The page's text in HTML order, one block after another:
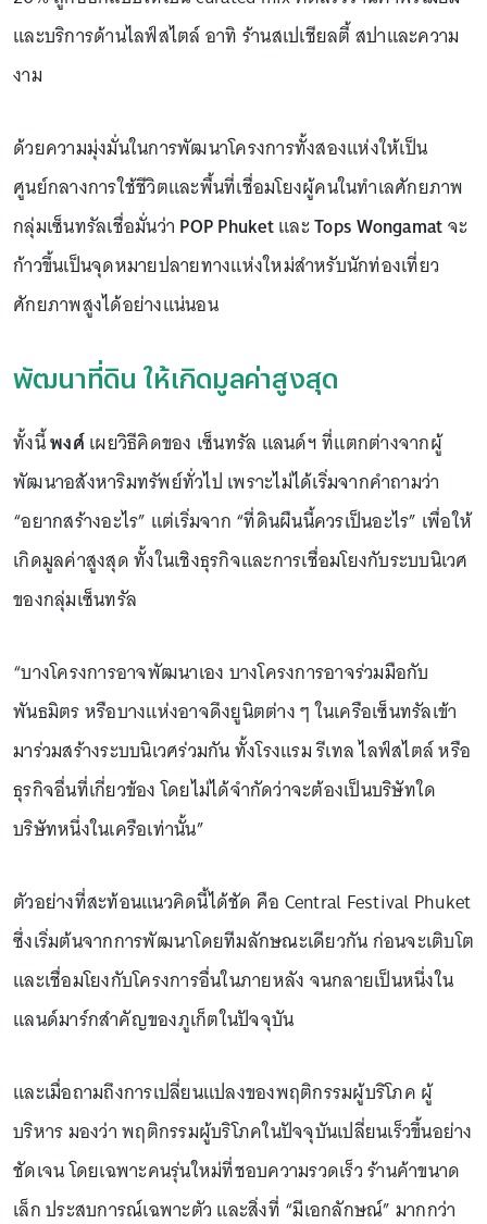
และบริการด้านไลฟ์สไตล์ อาทิ ร้านสเปเชียลตี้ สปาและความ
งาม
ด้วยความมุ่งมั่นในการพัฒนาโครงการทั้งสองแห่งให้เป็น
ศูนย์กลางการใช้ชีวิตและพื้นที่เชื่อมโยงผู้คนในทำเลศักยภาพ
กลุ่มเซ็นทรัลเชื่อมั่นว่า POP PhuketและTops Wongamatจะ
ก้าวขึ้นเป็นจุดหมายปลายทางแห่งใหม่สำหรับนักท่องเที่ยว
ศักยภาพสูงได้อย่างแน่นอน
พัฒนาที่ดิน ให้เกิดมูลค่าสูงสุด
ทั้งนี้พงศ์เผยวิธีคิดของ เซ็นทรัล แลนด์ฯ ที่แตกต่างจากผู้
พัฒนาอสังหาริมทรัพย์ทั่วไป เพราะไม่ได้เริ่มจากคำถามว่า
“อยากสร้างอะไร” แต่เริ่มจาก “ที่ดินผืนนี้ควรเป็นอะไร” เพื่อให้
เกิดมูลค่าสูงสุด ทั้งในเชิงธุรกิจและการเชื่อมโยงกับระบบนิเวศ
ของกลุ่มเซ็นทรัล
“บางโครงการอาจพัฒนาเอง บางโครงการอาจร่วมมือกับ
พันธมิตร หรือบางแห่งอาจดึงยูนิตต่าง ๆ ในเครือเซ็นทรัลเข้า
มาร่วมสร้างระบบนิเวศร่วมกัน ทั้งโรงแรม รีเทล ไลฟ์สไตล์ หรือ
ธุรกิจอื่นที่เกี่ยวข้อง โดยไม่ได้จำกัดว่าจะต้องเป็นบริษัทใด
บริษัทหนึ่งในเครือเท่านั้น”
ตัวอย่างที่สะท้อนแนวคิดนี้ได้ชัด คือ Central Festival Phuket
ซึ่งเริ่มต้นจากการพัฒนาโดยทีมลักษณะเดียวกัน ก่อนจะเติบโต
และเชื่อมโยงกับโครงการอื่นในภายหลัง จนกลายเป็นหนึ่งใน
แลนด์มาร์กสำคัญของภูเก็ตในปัจจุบัน
และเมื่อถามถึงการเปลี่ยนแปลงของพฤติกรรมผู้บริโภค ผู้
บริหาร มองว่า พฤติกรรมผู้บริโภคในปัจจุบันเปลี่ยนเร็วขึ้นอย่าง
ชัดเจน โดยเฉพาะคนรุ่นใหม่ที่ชอบความรวดเร็ว ร้านค้าขนาด
เล็ก ประสบการณ์เฉพาะตัว และสิ่งที่ “มีเอกลักษณ์” มากกว่า